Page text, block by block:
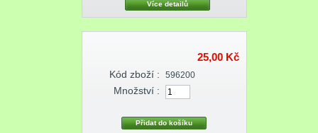
Více detailů
25,00 Kč
Kód zboží : 596200
Množství :